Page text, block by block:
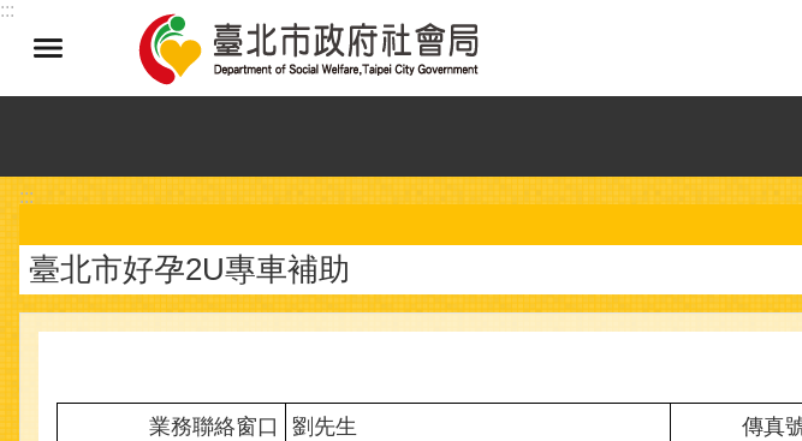
跳到主要內容區塊
:::
:::
臺北市好孕2U專車補助
業務聯絡窗口 劉先生 傳真